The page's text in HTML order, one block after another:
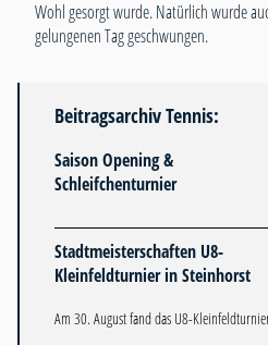
Wohl gesorgt wurde. Natürlich wurde
gelungenen Tag geschwungen.
Beitragsarchiv Tennis:
Saison Opening &
Schleifchenturnier
Stadtmeisterschaften U8-
Kleinfeldturnier in Steinhorst
Am 30. August fand das U8-